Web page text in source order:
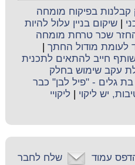
קבלנות בפיקוח מומחה
|שיקום בניין עלול להיות
שכר טרחת מומחה
מודול החתך
חייב להתאים לתכנית
עקב שימוש בחלק
בת גלים - "פיל לבן" כבר
יש ליקוי
ליקויי
שלח לחבר עמוד